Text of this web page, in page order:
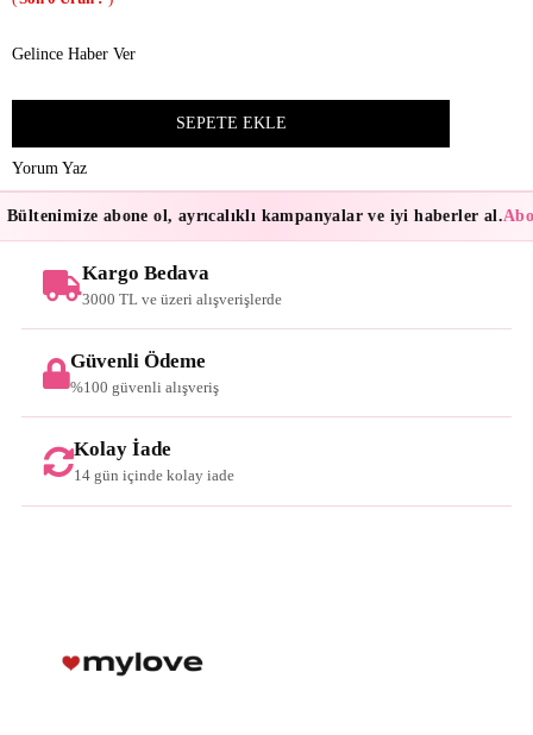
Gelince Haber Ver
Yorum Yaz
abone ol, ayrıcalıklı kampanyalar ve iyi haberler al.
Kargo Bedava
3000 TL ve üzeri alışverişlerde
Güvenli Ödeme
%100 güvenli alışveriş
Kolay İade
14 gün içinde kolay iade